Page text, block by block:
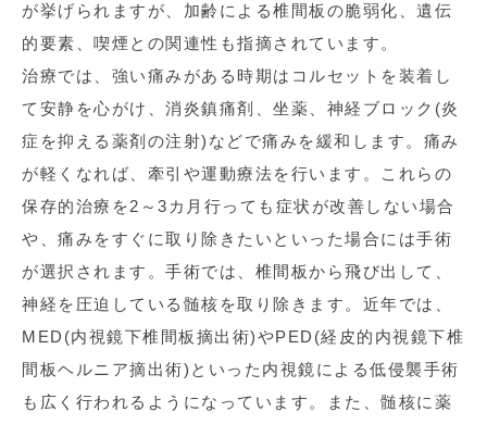
が挙げられますが、加齢による椎間板の脆弱化、遺伝
的要素、喫煙との関連性も指摘されています。
治療では、強い痛みがある時期はコルセットを装着し
て安静を心がけ、消炎鎮痛剤、坐薬、神経ブロック(炎
症を抑える薬剤の注射)などで痛みを緩和します。痛み
が軽くなれば、牽引や運動療法を行います。これらの
保存的治療を2～3カ月行っても症状が改善しない場合
や、痛みをすぐに取り除きたいといった場合には手術
が選択されます。手術では、椎間板から飛び出して、
神経を圧迫している髄核を取り除きます。近年では、
MED(内視鏡下椎間板摘出術)やPED(経皮的内視鏡下椎
間板ヘルニア摘出術)といった内視鏡による低侵襲手術
も広く行われるようになっています。また、髄核に薬